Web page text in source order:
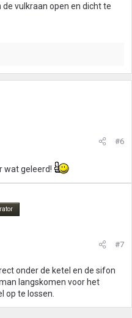
vulkraan open en dicht te
#6
wat geleerd!
#7
onder de ketel en de sifon
langskomen voor het
op te lossen.